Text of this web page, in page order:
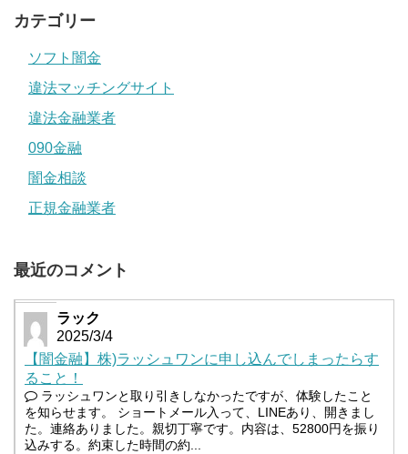
カテゴリー
ソフト闇金
違法マッチングサイト
違法金融業者
090金融
闇金相談
正規金融業者
最近のコメント
ラック
2025/3/4
【闇金融】株)ラッシュワンに申し込んでしまったらす
ること！
ラッシュワンと取り引きしなかったですが、体験したこと
を知らせます。 ショートメール入って、LINEあり、開きまし
た。連絡ありました。親切丁寧です。内容は、52800円を振り
込みする。約束した時間の約...